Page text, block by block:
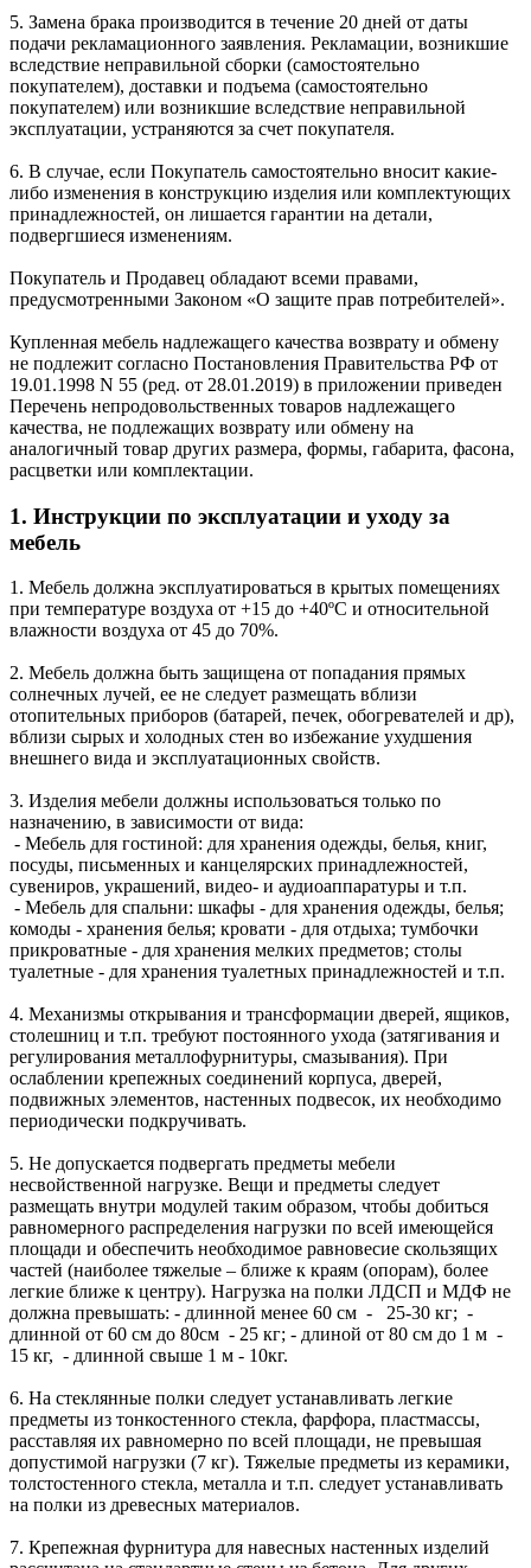
5. Замена брака производится в течение 20 дней от даты
подачи рекламационного заявления. Рекламации, возникшие
вследствие неправильной сборки (самостоятельно
покупателем), доставки и подъема (самостоятельно
покупателем) или возникшие вследствие неправильной
эксплуатации, устраняются за счет покупателя.
6. В случае, если Покупатель самостоятельно вносит какие-
либо изменения в конструкцию изделия или комплектующих
принадлежностей, он лишается гарантии на детали,
подвергшиеся изменениям.
Покупатель и Продавец обладают всеми правами,
предусмотренными Законом «О защите прав потребителей».
Купленная мебель надлежащего качества возврату и обмену
не подлежит согласно Постановления Правительства РФ от
19.01.1998 N 55 (ред. от 28.01.2019) в приложении приведен
Перечень непродовольственных товаров надлежащего
качества, не подлежащих возврату или обмену на
аналогичный товар других размера, формы, габарита, фасона,
расцветки или комплектации.
1. Инструкции по эксплуатации и уходу за
мебель
1. Мебель должна эксплуатироваться в крытых помещениях
при температуре воздуха от +15 до +40ºС и относительной
влажности воздуха от 45 до 70%.
2. Мебель должна быть защищена от попадания прямых
солнечных лучей, ее не следует размещать вблизи
отопительных приборов (батарей, печек, обогревателей и др),
вблизи сырых и холодных стен во избежание ухудшения
внешнего вида и эксплуатационных свойств.
3. Изделия мебели должны использоваться только по
назначению, в зависимости от вида:
- Мебель для гостиной: для хранения одежды, белья, книг,
посуды, письменных и канцелярских принадлежностей,
сувениров, украшений, видео- и аудиоаппаратуры и т.п.
- Мебель для спальни: шкафы - для хранения одежды, белья;
комоды - хранения белья; кровати - для отдыха; тумбочки
прикроватные - для хранения мелких предметов; столы
туалетные - для хранения туалетных принадлежностей и т.п.
4. Механизмы открывания и трансформации дверей, ящиков,
столешниц и т.п. требуют постоянного ухода (затягивания и
регулирования металлофурнитуры, смазывания). При
ослаблении крепежных соединений корпуса, дверей,
подвижных элементов, настенных подвесок, их необходимо
периодически подкручивать.
5. Не допускается подвергать предметы мебели
несвойственной нагрузке. Вещи и предметы следует
размещать внутри модулей таким образом, чтобы добиться
равномерного распределения нагрузки по всей имеющейся
площади и обеспечить необходимое равновесие скользящих
частей (наиболее тяжелые – ближе к краям (опорам), более
легкие ближе к центру). Нагрузка на полки ЛДСП и МДФ не
должна превышать: - длинной менее 60 см - 25-30 кг; -
длинной от 60 см до 80см - 25 кг; - длиной от 80 см до 1 м -
15 кг, - длинной свыше 1 м - 10кг.
6. На стеклянные полки следует устанавливать легкие
предметы из тонкостенного стекла, фарфора, пластмассы,
расставляя их равномерно по всей площади, не превышая
допустимой нагрузки (7 кг). Тяжелые предметы из керамики,
толстостенного стекла, металла и т.п. следует устанавливать
на полки из древесных материалов.
7. Крепежная фурнитура для навесных настенных изделий